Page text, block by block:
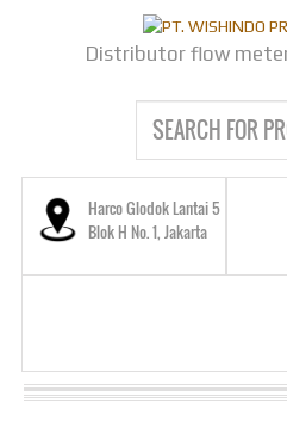
Distributor flow
Harco Glodok Lantai 5
Blok H No. 1, Jakarta